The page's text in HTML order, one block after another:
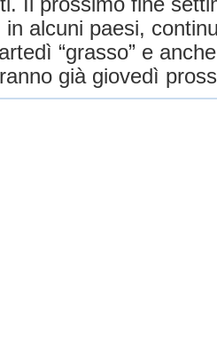
alcuni paesi,
“grasso” e
già giovedì